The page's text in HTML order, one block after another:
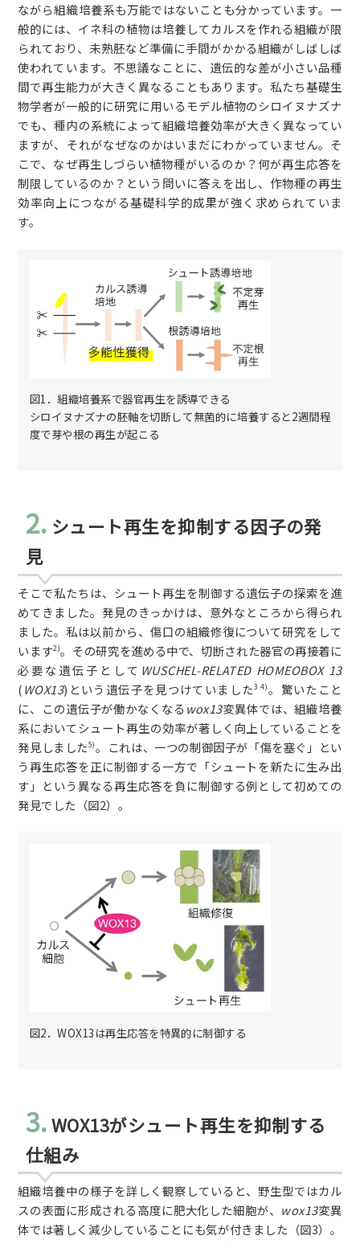
ながら組織培養系も万能ではないことも分かっています。一
般的には、イネ科の植物は培養してカルスを作れる組織が限
られており、未熟胚など準備に手間がかかる組織がしばしば
使われています。不思議なことに、遺伝的な差が小さい品種
間で再生能力が大きく異なることもあります。私たち基礎生
物学者が一般的に研究に用いるモデル植物のシロイヌナズナ
でも、種内の系統によって組織培養効率が大きく異なってい
ますが、それがなぜなのかはいまだにわかっていません。そ
こで、なぜ再生しづらい植物種がいるのか？何が再生応答を
制限しているのか？という問いに答えを出し、作物種の再生
効率向上につながる基礎科学的成果が強く求められていま
す。
図1．組織培養系で器官再生を誘導できる
シロイヌナズナの胚軸を切断して無菌的に培養すると2週間程
度で芽や根の再生が起こる
2. シュート再生を抑制する因子の発
見
そこで私たちは、シュート再生を制御する遺伝子の探索を進
めてきました。発見のきっかけは、意外なところから得られ
ました。私は以前から、傷口の組織修復について研究をして
います2)。その研究を進める中で、切断された器官の再接着に
必要な遺伝子として WUSCHEL-RELATED HOMEOBOX 13
(WOX13)という遺伝子を見つけていました3.4)。驚いたこと
に、この遺伝子が働かなくなる wox13変異体では、組織培養
系においてシュート再生の効率が著しく向上していることを
発見しました5)。これは、一つの制御因子が「傷を塞ぐ」とい
う再生応答を正に制御する一方で「シュートを新たに生み出
す」という異なる再生応答を負に制御する例として初めての
発見でした（図2）。
図2．WOX13は再生応答を特異的に制御する
3.WOX13がシュート再生を抑制する
仕組み
組織培養中の様子を詳しく観察していると、野生型ではカル
スの表面に形成される高度に肥大化した細胞が、 wox13変異
体では著しく減少していることにも気が付きました（図3）。